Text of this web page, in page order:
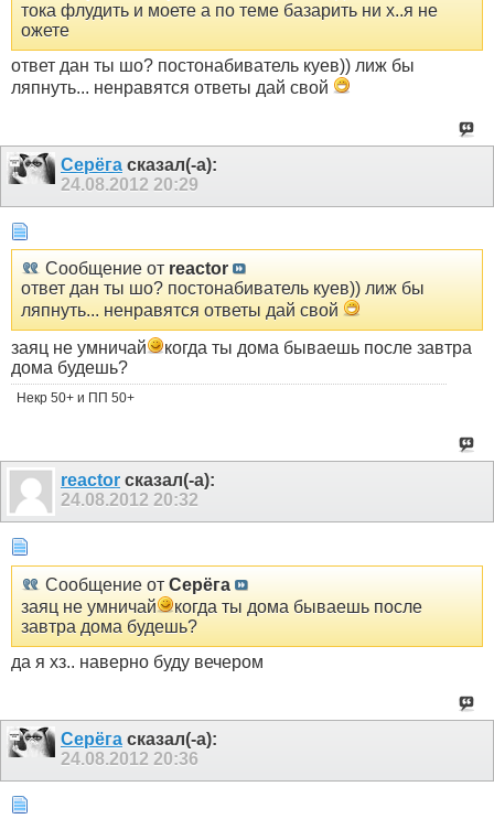
тока флудить и моете а по теме базарить ни х..я не
ожете
ответ дан ты шо? постонабиватель куев)) лиж бы
ляпнуть... ненравятся ответы дай свой
Серёга сказал(-а):
24.08.2012 20:29
Сообщение от reactor
ответ дан ты шо? постонабиватель куев)) лиж бы
ляпнуть... ненравятся ответы дай свой
заяц не умничай
когда ты дома бываешь после завтра
дома будешь?
Некр 50+ и ПП 50+
reactor сказал(-а):
24.08.2012 20:32
Сообщение от Серёга
заяц не умничай
когда ты дома бываешь после
завтра дома будешь?
да я хз.. наверно буду вечером
Серёга сказал(-а):
24.08.2012 20:36